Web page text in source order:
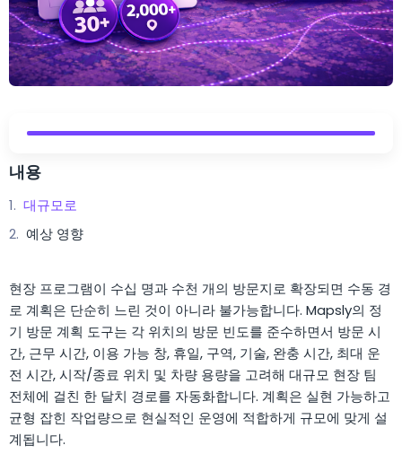
내용
대규모로
예상 영향
현장 프로그램이 수십 명과 수천 개의 방문지로 확장되면 수동 경
로 계획은 단순히 느린 것이 아니라 불가능합니다. Mapsly의 정
기 방문 계획 도구는 각 위치의 방문 빈도를 준수하면서 방문 시
간, 근무 시간, 이용 가능 창, 휴일, 구역, 기술, 완충 시간, 최대 운
전 시간, 시작/종료 위치 및 차량 용량을 고려해 대규모 현장 팀
전체에 걸친 한 달치 경로를 자동화합니다. 계획은 실현 가능하고
균형 잡힌 작업량으로 현실적인 운영에 적합하게 규모에 맞게 설
계됩니다.